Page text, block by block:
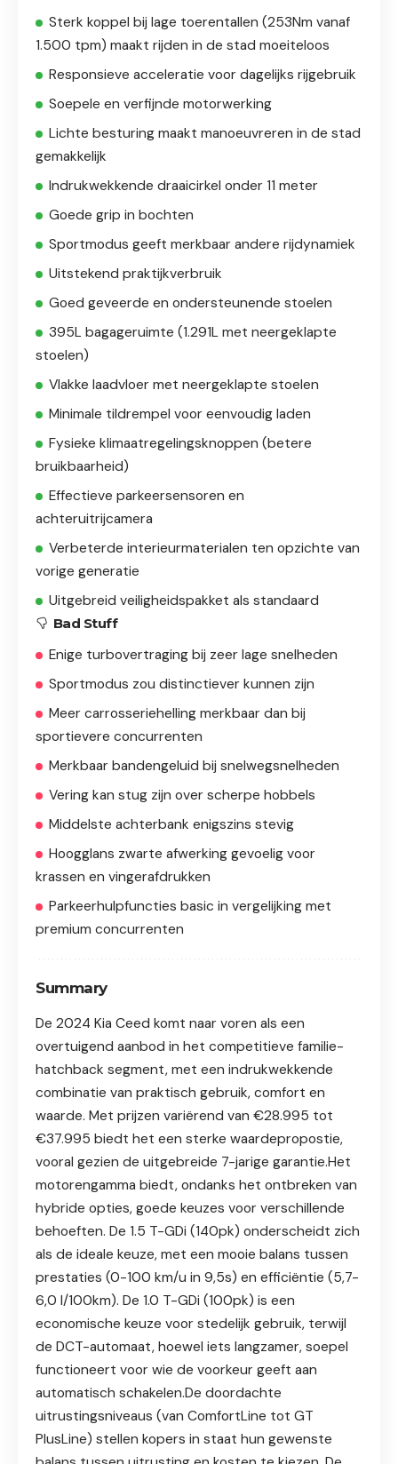
Sterk koppel bij lage toerentallen (253Nm vanaf
1.500 tpm) maakt rijden in de stad moeiteloos
Responsieve acceleratie voor dagelijks rijgebruik
Soepele en verfijnde motorwerking
Lichte besturing maakt manoeuvreren in de stad
gemakkelijk
Indrukwekkende draaicirkel onder 11 meter
Goede grip in bochten
Sportmodus geeft merkbaar andere rijdynamiek
Uitstekend praktijkverbruik
Goed geveerde en ondersteunende stoelen
395L bagageruimte (1.291L met neergeklapte
stoelen)
Vlakke laadvloer met neergeklapte stoelen
Minimale tildrempel voor eenvoudig laden
Fysieke klimaatregelingsknoppen (betere
bruikbaarheid)
Effectieve parkeersensoren en
achteruitrijcamera
Verbeterde interieurmaterialen ten opzichte van
vorige generatie
Uitgebreid veiligheidspakket als standaard
Bad Stuff
Enige turbovertraging bij zeer lage snelheden
Sportmodus zou distinctiever kunnen zijn
Meer carrosseriehelling merkbaar dan bij
sportievere concurrenten
Merkbaar bandengeluid bij snelwegsnelheden
Vering kan stug zijn over scherpe hobbels
Middelste achterbank enigszins stevig
Hoogglans zwarte afwerking gevoelig voor
krassen en vingerafdrukken
Parkeerhulpfuncties basic in vergelijking met
premium concurrenten
Summary
De 2024 Kia Ceed komt naar voren als een
overtuigend aanbod in het competitieve familie-
hatchback segment, met een indrukwekkende
combinatie van praktisch gebruik, comfort en
waarde. Met prijzen variërend van €28.995 tot
€37.995 biedt het een sterke waardepropostie,
vooral gezien de uitgebreide 7-jarige garantie.Het
motorengamma biedt, ondanks het ontbreken van
hybride opties, goede keuzes voor verschillende
behoeften. De 1.5 T-GDi (140pk) onderscheidt zich
als de ideale keuze, met een mooie balans tussen
prestaties (0-100 km/u in 9,5s) en efficiëntie (5,7-
6,0 l/100km). De 1.0 T-GDi (100pk) is een
economische keuze voor stedelijk gebruik, terwijl
de DCT-automaat, hoewel iets langzamer, soepel
functioneert voor wie de voorkeur geeft aan
automatisch schakelen.De doordachte
uitrustingsniveaus (van ComfortLine tot GT
PlusLine) stellen kopers in staat hun gewenste